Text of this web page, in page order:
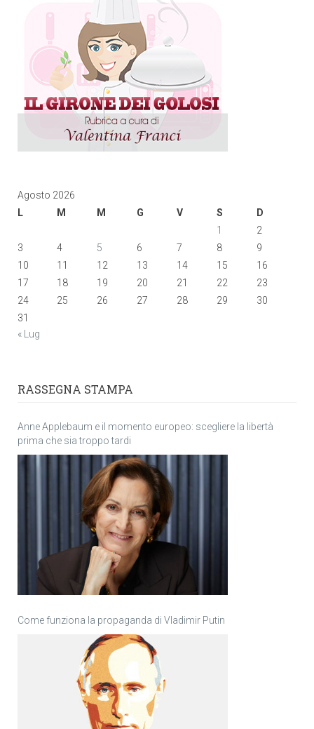
Agosto 2026
L
M M G V S
D
1
2
3
4 5 6 7 8
9
10
11 12 13 14 15
16
17
18 19 20 21 22
23
24
25 26 27 28 29
30
31
« Lug
RASSEGNA STAMPA
Anne Applebaum e il momento europeo: scegliere la libertà
prima che sia troppo tardi
Come funziona la propaganda di Vladimir Putin